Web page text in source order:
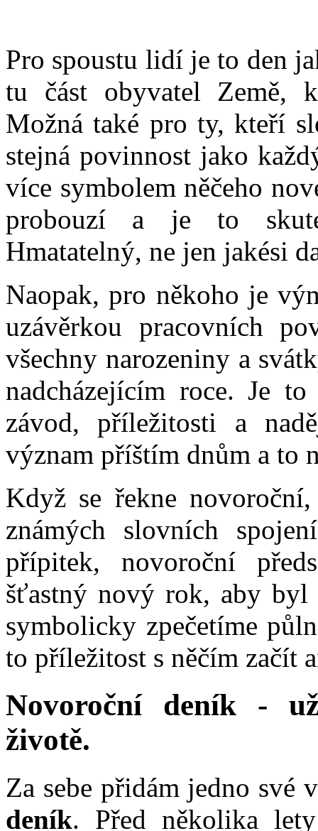
Pro spoustu lidí je to den
tu část obyvatel Země,
Možná také pro ty, kteří
stejná povinnost jako
více symbolem něčeho
probouzí a je to
Hmatatelný, ne jen jakési
Naopak, pro někoho je
uzávěrkou pracovních
všechny narozeniny a
nadcházejícím roce. Je
závod, příležitosti a
význam příštím dnům a to
Když se řekne
známých slovních
přípitek, novoroční
šťastný nový rok, aby byl
symbolicky zpečetíme
to příležitost s něčím začít
Novoroční deník -
životě.
Za sebe přidám jedno své
deník. Před několika